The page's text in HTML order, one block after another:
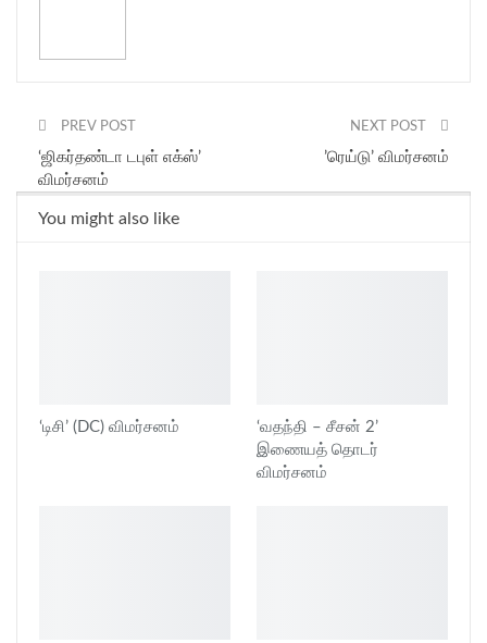
PREV POST
‘ஜிகர்தண்டா டபுள் எக்ஸ்’
விமர்சனம்
NEXT POST
’ரெய்டு’ விமர்சனம்
You might also like
‘டிசி’ (DC) விமர்சனம்
‘வதந்தி – சீசன் 2’
இணையத் தொடர்
விமர்சனம்